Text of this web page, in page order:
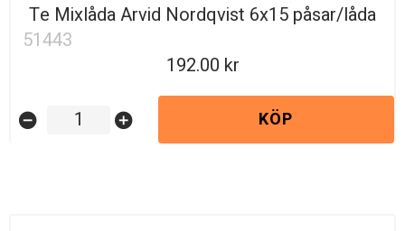
Te Mixlåda Arvid Nordqvist 6x15 påsar/låda
51443
192.00
remove_circle add_circle KÖP